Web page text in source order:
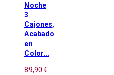
Noche
3
Cajones,
Acabado
en
Color...
89,90 €